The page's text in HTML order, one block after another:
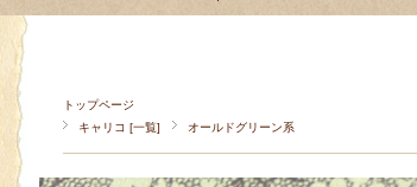
トップページ
キャリコ [一覧]
オールドグリーン系